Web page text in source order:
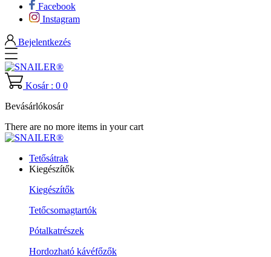
Facebook
Instagram
Bejelentkezés
Kosár : 0 0
Bevásárlókosár
There are no more items in your cart
Tetősátrak
Kiegészítők
Kiegészítők
Tetőcsomagtartók
Pótalkatrészek
Hordozható kávéfőzők